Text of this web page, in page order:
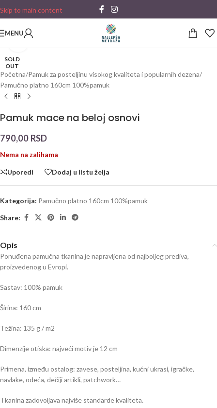
Skip to main content
MENU
SOLD
OUT
Početna/Pamuk za posteljinu visokog kvaliteta i popularnih dezena/
Pamučno platno 160cm 100%pamuk
Pamuk mace na beloj osnovi
790,00 RSD
Nema na zalihama
Uporedi Dodaj u listu želja
Kategorija: Pamučno platno 160cm 100%pamuk
Share:
Opis
Ponuđena pamučna tkanina je napravljena od najboljeg prediva,
proizvedenog u Evropi.
Sastav: 100% pamuk
Širina: 160 cm
Težina: 135 g / m2
Dimenzije otiska: najveći motiv je 12 cm
Primena, između ostalog: zavese, posteljina, kućni ukrasi, igračke,
navlake, odeća, dečiji artikli, patchwork…
Tkanina zadovoljava najviše standarde kvaliteta.